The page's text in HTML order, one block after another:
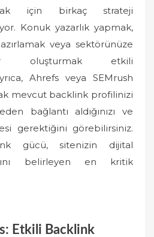
için birkaç strateji
Konuk yazarlık yapmak,
veya sektörünüze
oluşturmak etkili
Ahrefs veya SEMrush
mevcut backlink profilinizi
bağlantı aldığınızı ve
gerektiğini görebilirsiniz.
gücü, sitenizin dijital
belirleyen en kritik
Etkili Backlink